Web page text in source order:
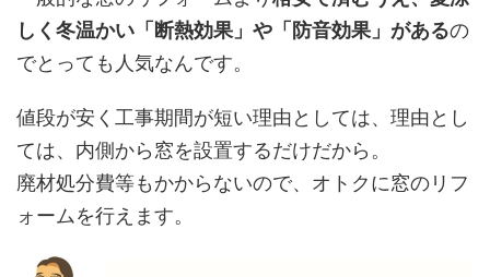
しく冬温かい「断熱効果」や「防音効果」があるの
でとっても人気なんです。
値段が安く工事期間が短い理由としては、理由とし
ては、内側から窓を設置するだけだから。
廃材処分費等もかからないので、オトクに窓のリフ
ォームを行えます。